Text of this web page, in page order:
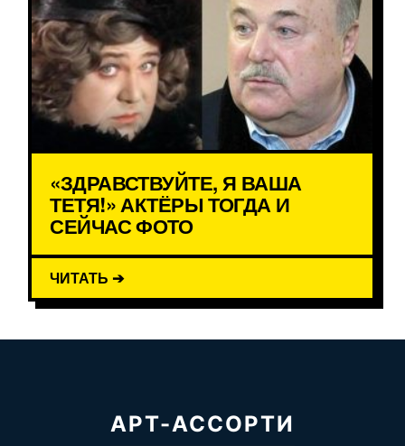
«ЗДРАВСТВУЙТЕ, Я ВАША
ТЕТЯ!» АКТЁРЫ ТОГДА И
СЕЙЧАС ФОТО
ЧИТАТЬ ➔
АРТ-АССОРТИ